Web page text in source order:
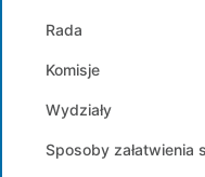
Rada
Komisje
Wydziały
Sposoby załatwienia